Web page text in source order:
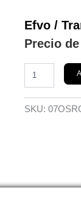
Efvo /
Precio
SKU: